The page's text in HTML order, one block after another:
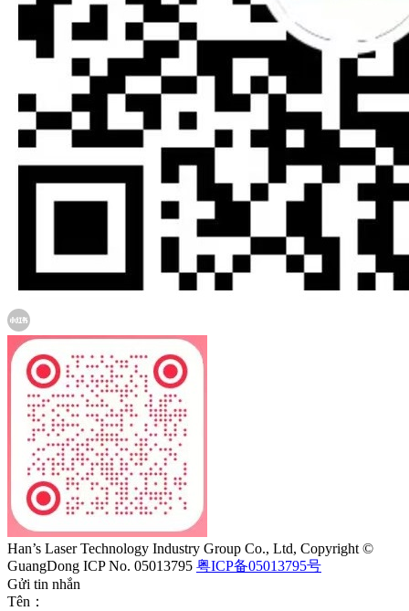
Han’s Laser Technology Industry Group Co., Ltd, Copyright ©
GuangDong ICP No. 05013795 粤ICP备05013795号
Gửi tin nhắn
Tên：